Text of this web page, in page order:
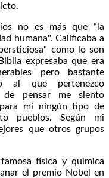
no es más que “la
humana". Calificaba a
como lo son
expresaba que era
pero bastante
al que pertenezco
pensar me siento
mí ningún tipo de
pueblos. Según mi
que otros grupos
física y química
el premio Nobel en